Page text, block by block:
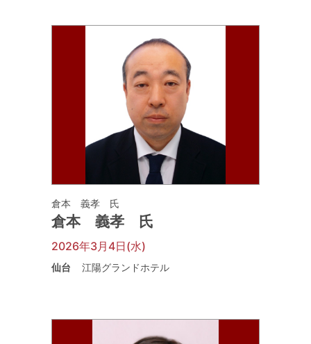
倉本 義孝 氏
倉本 義孝 氏
2026年3月4日(水)
仙台 江陽グランドホテル